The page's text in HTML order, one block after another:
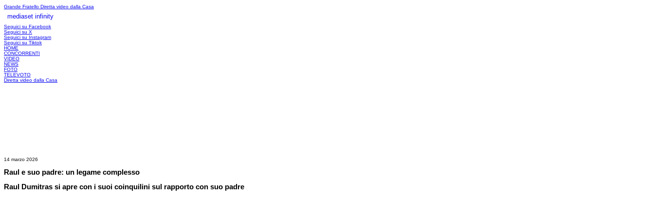
Grande Fratello Diretta video dalla Casa
mediaset infinity
Seguici su Facebook
Seguici su X
Seguici su Instagram
Seguici su Tiktok
HOME
CONCORRENTI
VIDEO
NEWS
FOTO
TELEVOTO
Diretta video dalla Casa
14 marzo 2026
Raul e suo padre: un legame complesso
Raul Dumitras si apre con i suoi coinquilini sul rapporto con suo padre